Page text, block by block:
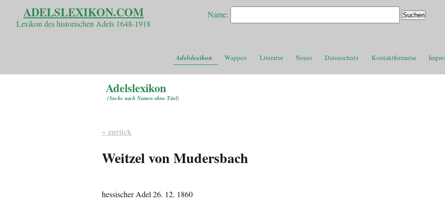
ADELSLEXIKON.COM
Lexikon des historischen Adels 1648-1918
Name:
Adelslexikon Wappen Literatur Neues Datenschutz Kontaktformular
Adelslexikon
(Suche nach Namen ohne Titel)
« zurück
Weitzel von Mudersbach
hessischer Adel 26. 12. 1860